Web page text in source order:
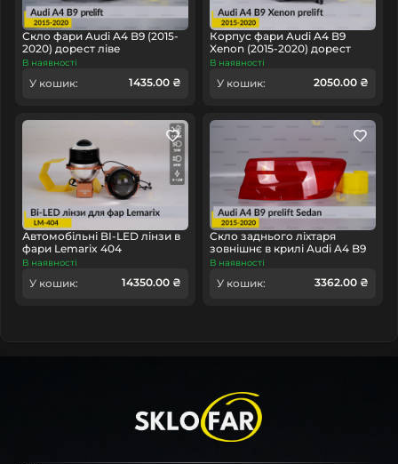
Скло фари Audi A4 B9 (2015-
2020) дорест ліве
В наявності
У кошик: 1435.00 ₴
Корпус фари Audi A4 B9
Xenon (2015-2020) дорест
лівий
В наявності
У кошик: 2050.00 ₴
Автомобільні BI-LED лінзи в
фари Lemarix 404
В наявності
У кошик: 14350.00 ₴
Скло заднього ліхтаря
зовнішнє в крилі Audi A4 B9
Sedan (2015-2020) дорест
В наявності
У кошик: 3362.00 ₴